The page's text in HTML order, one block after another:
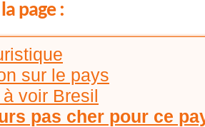
page :
sur le pays
voir Bresil
pas cher pour ce